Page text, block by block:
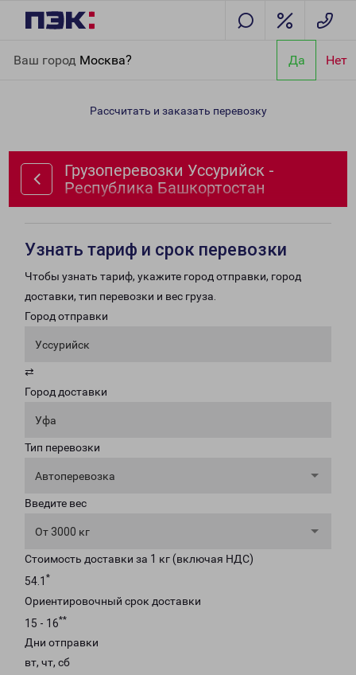
Ваш город Москва? Да Нет
Республика Башкортостан
Рассчитать и заказать перевозку
Грузоперевозки Уссурийск -
Республика Башкортостан
Узнать тариф и срок перевозки
Чтобы узнать тариф, укажите город отправки, город
доставки, тип перевозки и вес груза.
Город отправки
Уссурийск
⇄
Город доставки
Уфа
Тип перевозки
Автоперевозка
Введите вес
От 3000 кг
Стоимость доставки за 1 кг (включая НДС)
54.1 *
Ориентировочный срок доставки
15 - 16**
Дни отправки
вт, чт, сб